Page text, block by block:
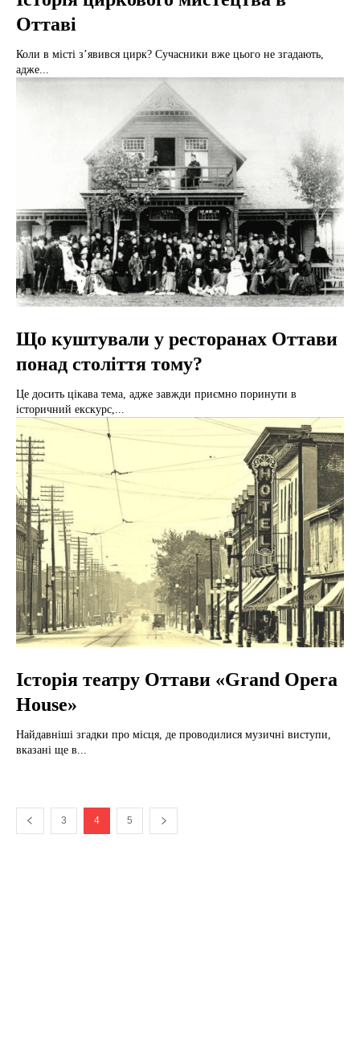
Оттаві
Коли в місті з’явився цирк? Сучасники вже цього не згадають,
адже...
Що куштували у ресторанах Оттави
понад століття тому?
Це досить цікава тема, адже завжди приємно поринути в
історичний екскурс,...
Історія театру Оттави «Grand Opera
House»
Найдавніші згадки про місця, де проводилися музичні виступи,
вказані ще в...
3 4 5